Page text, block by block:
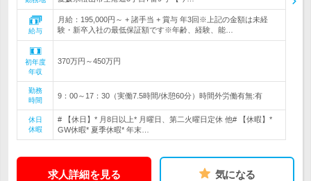
給与
月給：195,000円～ + 諸手当 + 賞与 年3回※上記の金額は未経
験・新卒入社の最低保証額です※年齢、経験、能…
初年度
年収
370万円～450万円
勤務
時間
9：00～17：30（実働7.5時間/休憩60分）時間外労働有無:有
休日
休暇
# 【休日】* 月8日以上* 月曜日、第二火曜日定休 他# 【休暇】*
GW休暇* 夏季休暇* 年末…
求人詳細を見る 気になる